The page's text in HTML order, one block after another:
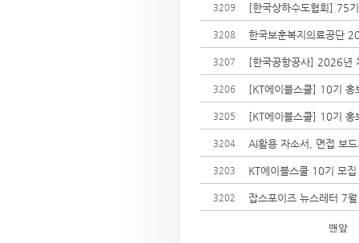
3209 [한국상하수도협회] 75
3208 한국보훈복지의료공단
3207 [한국공항공사] 2026년
3206 [KT에이블스쿨] 10기 홍
3205 [KT에이블스쿨] 10기 홍
3204 AI활용 자소서, 면접 보
3203 KT에이블스쿨 10기 모집
3202 잡스포이즈 뉴스레터 7
맨앞